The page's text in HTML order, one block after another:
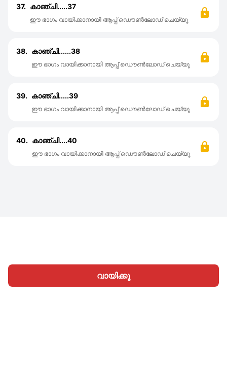
വായിക്കൂ
37. കാഞ്ചി.....37
ഈ ഭാഗം വായിക്കാനായി ആപ്പ് ഡൌൺലോഡ് ചെയ്യൂ
38. കാഞ്ചി......38
ഈ ഭാഗം വായിക്കാനായി ആപ്പ് ഡൌൺലോഡ് ചെയ്യൂ
39. കാഞ്ചി.....39
ഈ ഭാഗം വായിക്കാനായി ആപ്പ് ഡൌൺലോഡ് ചെയ്യൂ
40. കാഞ്ചി....40
ഈ ഭാഗം വായിക്കാനായി ആപ്പ് ഡൌൺലോഡ് ചെയ്യൂ
ഹോം വിഭാഗങ്ങള്‍ എഴുതൂ ലേഖനങ്ങൾ സൈനിന്‍